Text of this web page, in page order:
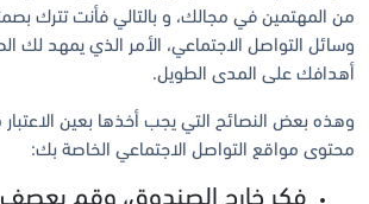
من المهتمين في مجالك، و بالتالي فأنت تترك
وسائل التواصل الاجتماعي، الأمر الذي يمهد لك
أهدافك على المدى الطويل.
وهذه بعض النصائح التي يجب أخذها بعين
محتوى مواقع التواصل الاجتماعي الخاصة بك:
فكر خارج الصندوق، وقم